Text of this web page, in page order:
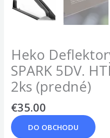
Heko
SPARK 5DV.
2ks (predné)
€35.00
DO OBCHODU